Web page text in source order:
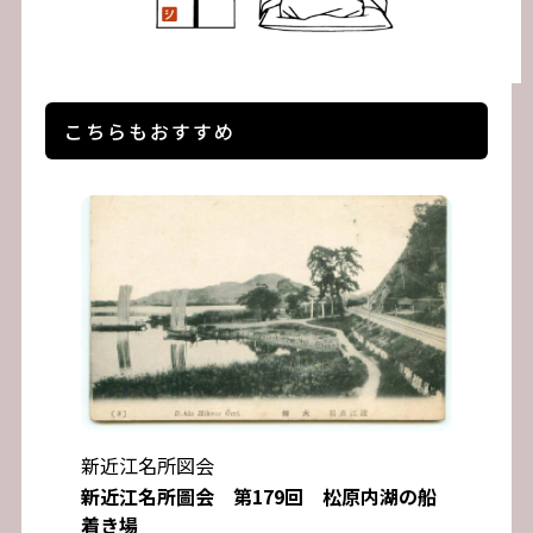
こちらもおすすめ
新近江名所図会
新近江名所圖会 第179回 松原内湖の船
着き場